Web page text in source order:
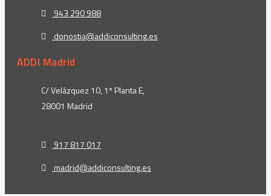
943 290 988
donostia@addiconsulting.es
ADDI Madrid
C/ Velázquez 10, 1ª Planta E,
28001 Madrid
917 817 017
madrid@addiconsulting.es